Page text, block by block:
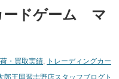
ードゲーム マ
・買取実績, トレーディングカー
郎王国習志野店スタッフブログ ト